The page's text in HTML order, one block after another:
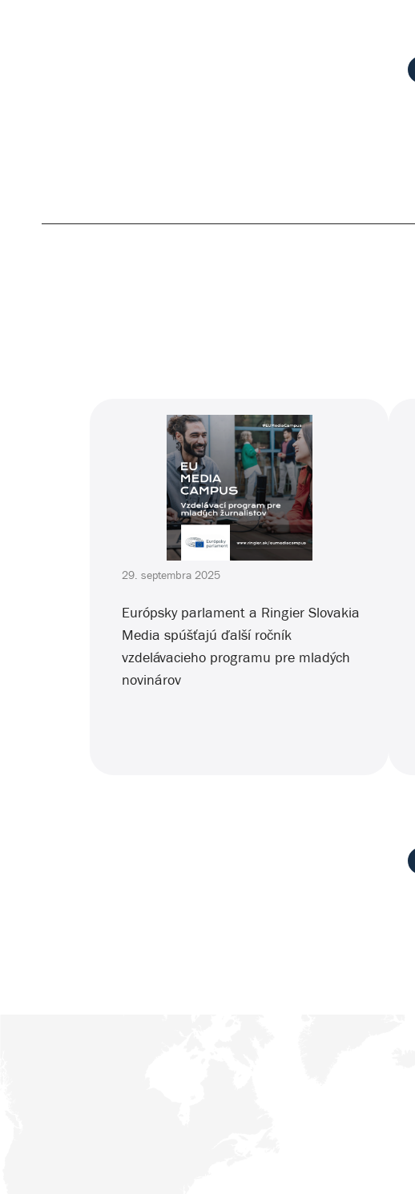
29. septembra 2025
Európsky parlament a Ringier Slovakia
Media spúšťajú ďalší ročník
vzdelávacieho programu pre mladých
novinárov